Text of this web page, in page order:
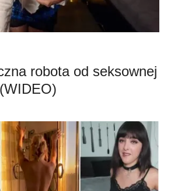
robota od seksownej